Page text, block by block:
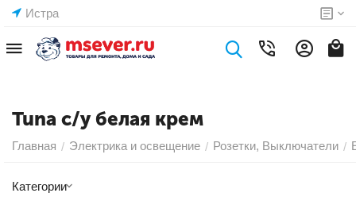
Истра
Tuna с/у белая крем
Главная / Электрика и освещение / Розетки, Выключатели /
Категории